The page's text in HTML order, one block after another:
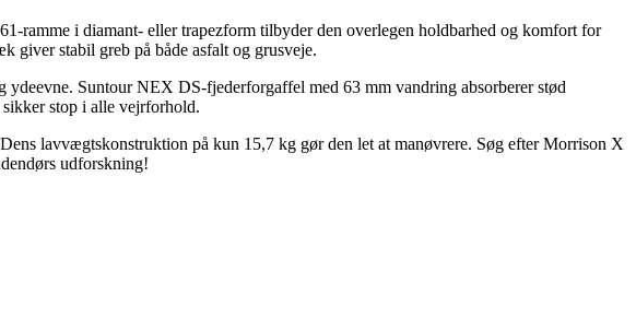
ramme i diamant- eller trapezform tilbyder den overlegen holdbarhed og komfort for
giver stabil greb på både asfalt og grusveje.
Suntour NEX DS-fjederforgaffel med 63 mm vandring absorberer stød
stop i alle vejrforhold.
lavvægtskonstruktion på kun 15,7 kg gør den let at manøvrere. Søg efter Morrison X
udforskning!